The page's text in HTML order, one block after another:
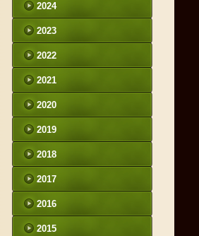
2024
2023
2022
2021
2020
2019
2018
2017
2016
2015